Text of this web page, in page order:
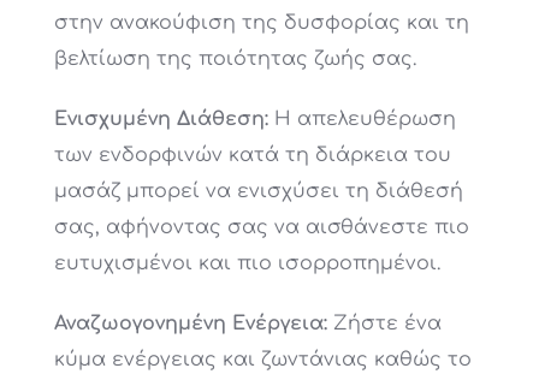
στην ανακούφιση της δυσφορίας και τη
βελτίωση της ποιότητας ζωής σας.
Ενισχυμένη Διάθεση:Η απελευθέρωση
των ενδορφινών κατά τη διάρκεια του
μασάζ μπορεί να ενισχύσει τη διάθεσή
σας, αφήνοντας σας να αισθάνεστε πιο
ευτυχισμένοι και πιο ισορροπημένοι.
Αναζωογονημένη Ενέργεια:Ζήστε ένα
κύμα ενέργειας και ζωντάνιας καθώς το